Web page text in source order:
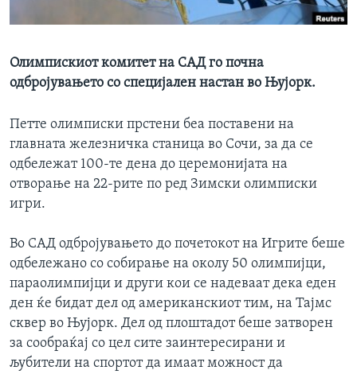
Олимпискиот комитет на САД го почна
одбројувањето со специјален настан во Њујорк.
Петте олимписки прстени беа поставени на
главната железничка станица во Сочи, за да се
одбележат 100-те дена до церемонијата на
отворање на 22-рите по ред Зимски олимписки
игри.
Во САД одбројувањето до почетокот на Игрите беше
одбележано со собирање на околу 50 олимпијци,
параолимпијци и други кои се надеваат дека еден
ден ќе бидат дел од американскиот тим, на Тајмс
сквер во Њујорк. Дел од плоштадот беше затворен
за сообраќај со цел сите заинтересирани и
љубители на спортот да имаат можност да